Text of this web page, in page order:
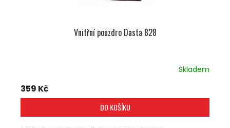
Vnitřní pouzdro Dasta 828
Skladem
359 Kč
DO KOŠÍKU